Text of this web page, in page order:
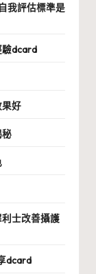
我評估標準是
驗dcard
果好
秘
士改善攝護
dcard